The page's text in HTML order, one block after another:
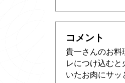
コメント
貴一さんのお料
レにつけ込む
いたお肉にサ